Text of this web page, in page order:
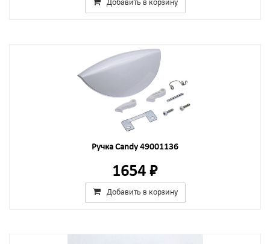
Добавить в корзину
Ручка Candy 49001136
1654 ₽
Добавить в корзину